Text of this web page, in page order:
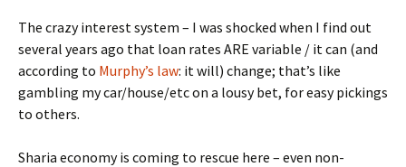
The crazy interest system – I was shocked when I find out
several years ago that loan rates ARE variable / it can (and
according to Murphy’s law: it will) change; that’s like
gambling my car/house/etc on a lousy bet, for easy pickings
to others.
Sharia economy is coming to rescue here – even non-